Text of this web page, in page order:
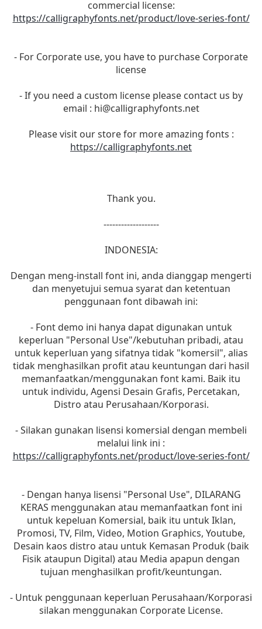
commercial license:
https://calligraphyfonts.net/product/love-series-font/
- For Corporate use, you have to purchase Corporate
license
- If you need a custom license please contact us by
email : hi@calligraphyfonts.net
Please visit our store for more amazing fonts :
https://calligraphyfonts.net
Thank you.
-------------------
INDONESIA:
Dengan meng-install font ini, anda dianggap mengerti
dan menyetujui semua syarat dan ketentuan
penggunaan font dibawah ini:
- Font demo ini hanya dapat digunakan untuk
keperluan "Personal Use"/kebutuhan pribadi, atau
untuk keperluan yang sifatnya tidak "komersil", alias
tidak menghasilkan profit atau keuntungan dari hasil
memanfaatkan/menggunakan font kami. Baik itu
untuk individu, Agensi Desain Grafis, Percetakan,
Distro atau Perusahaan/Korporasi.
- Silakan gunakan lisensi komersial dengan membeli
melalui link ini :
https://calligraphyfonts.net/product/love-series-font/
- Dengan hanya lisensi "Personal Use", DILARANG
KERAS menggunakan atau memanfaatkan font ini
untuk kepeluan Komersial, baik itu untuk Iklan,
Promosi, TV, Film, Video, Motion Graphics, Youtube,
Desain kaos distro atau untuk Kemasan Produk (baik
Fisik ataupun Digital) atau Media apapun dengan
tujuan menghasilkan profit/keuntungan.
- Untuk penggunaan keperluan Perusahaan/Korporasi
silakan menggunakan Corporate License.